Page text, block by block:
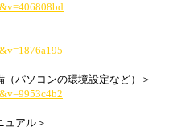
パソコンの環境設定など）＞
アル＞